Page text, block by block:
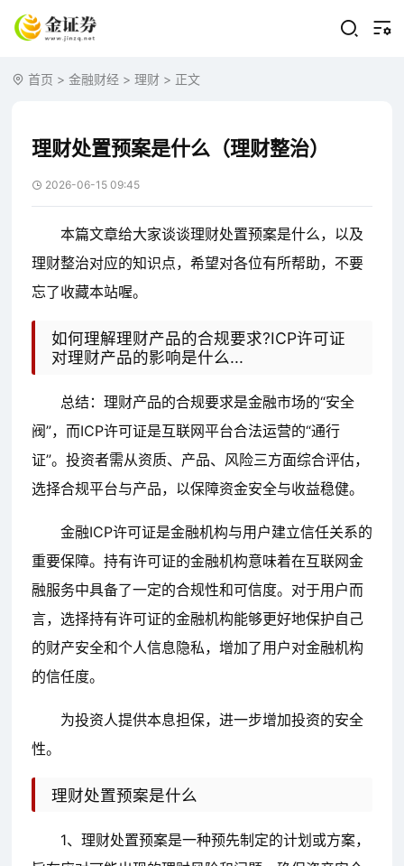
首页 >金融财经 >理财 > 正文
理财处置预案是什么（理财整治）
2026-06-15 09:45
本篇文章给大家谈谈理财处置预案是什么，以及
理财整治对应的知识点，希望对各位有所帮助，不要
忘了收藏本站喔。
如何理解理财产品的合规要求?ICP许可证
对理财产品的影响是什么...
总结：理财产品的合规要求是金融市场的“安全
阀”，而ICP许可证是互联网平台合法运营的“通行
证”。投资者需从资质、产品、风险三方面综合评估，
选择合规平台与产品，以保障资金安全与收益稳健。
金融ICP许可证是金融机构与用户建立信任关系的
重要保障。持有许可证的金融机构意味着在互联网金
融服务中具备了一定的合规性和可信度。对于用户而
言，选择持有许可证的金融机构能够更好地保护自己
的财产安全和个人信息隐私，增加了用户对金融机构
的信任度。
为投资人提供本息担保，进一步增加投资的安全
性。
理财处置预案是什么
1、理财处置预案是一种预先制定的计划或方案，